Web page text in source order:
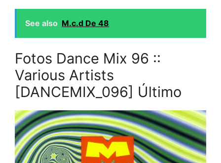
See also M.c.d De 48
Fotos Dance Mix 96 ::
Various Artists
[DANCEMIX_096] Último